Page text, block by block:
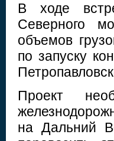
В ходе
Северного
объемов
по запуску
Проект
на Дальний